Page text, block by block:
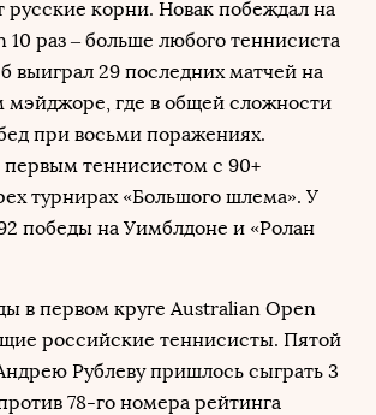
корни. Новак побеждал на
10 раз – больше любого теннисиста
выиграл 29 последних матчей на
мэйджоре, где в общей сложности
при восьми поражениях.
первым теннисистом с 90+
турнирах «Большого шлема». У
победы на Уимблдоне и «Ролан
в первом круге Australian Open
российские теннисисты. Пятой
Рублеву пришлось сыграть 3
78-го номера рейтинга